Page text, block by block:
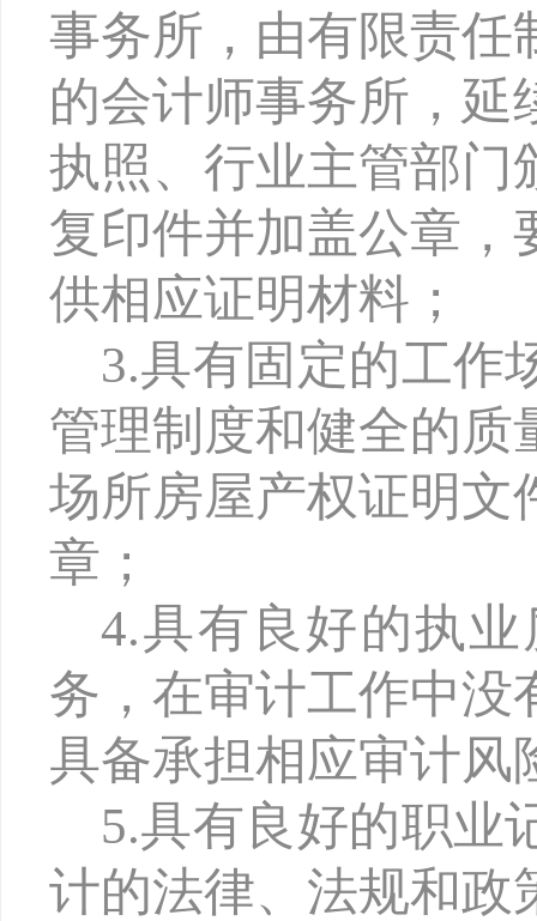
事务所，由有限责任
的会计师事务所，
执照、行业主管部门
复印件并加盖公章，
供相应证明材料；
3.具有固定的工作
管理制度和健全的质
场所房屋产权证明文
章；
4.具有良好的执
务，在审计工作中没
具备承担相应审计风
5.具有良好的职业
计的法律、法规和政